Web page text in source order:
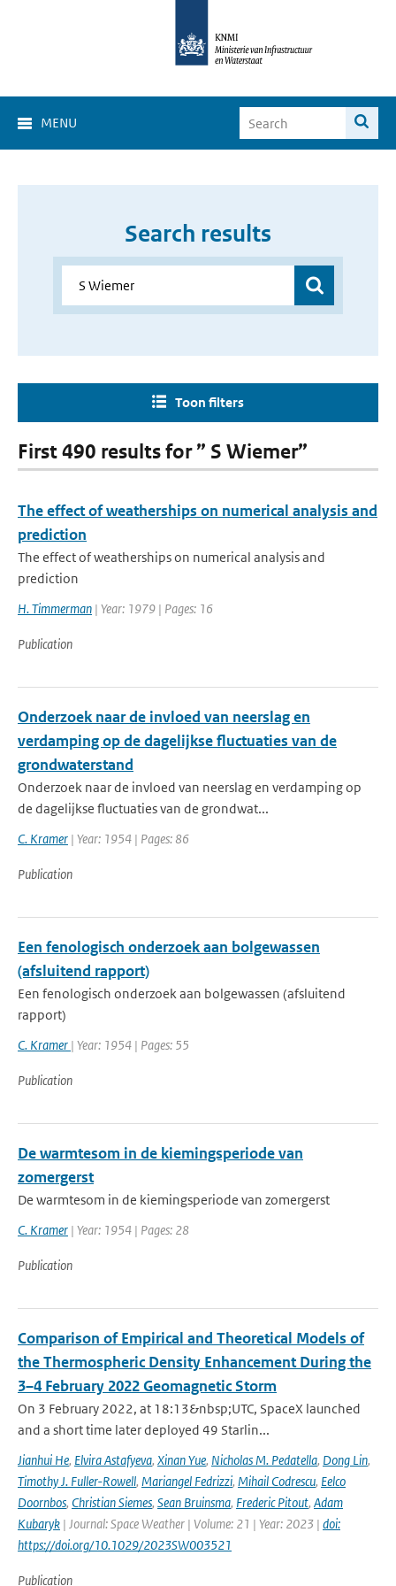
MENU
Search results
Toon filters
First 490 results for ” S Wiemer”
The effect of weatherships on numerical analysis and
prediction
The effect of weatherships on numerical analysis and
prediction
H. Timmerman | Year: 1979 | Pages: 16
Publication
Onderzoek naar de invloed van neerslag en
verdamping op de dagelijkse fluctuaties van de
grondwaterstand
Onderzoek naar de invloed van neerslag en verdamping op
de dagelijkse fluctuaties van de grondwat...
C. Kramer | Year: 1954 | Pages: 86
Publication
Een fenologisch onderzoek aan bolgewassen
(afsluitend rapport)
Een fenologisch onderzoek aan bolgewassen (afsluitend
rapport)
C. Kramer | Year: 1954 | Pages: 55
Publication
De warmtesom in de kiemingsperiode van
zomergerst
De warmtesom in de kiemingsperiode van zomergerst
C. Kramer | Year: 1954 | Pages: 28
Publication
Comparison of Empirical and Theoretical Models of
the Thermospheric Density Enhancement During the
3–4 February 2022 Geomagnetic Storm
On 3 February 2022, at 18:13&nbsp;UTC, SpaceX launched
and a short time later deployed 49 Starlin...
Jianhui He, Elvira Astafyeva, Xinan Yue, Nicholas M. Pedatella, Dong Lin,
Timothy J. Fuller-Rowell, Mariangel Fedrizzi, Mihail Codrescu, Eelco
Doornbos, Christian Siemes, Sean Bruinsma, Frederic Pitout, Adam
Kubaryk | Journal: Space Weather | Volume: 21 | Year: 2023 | doi:
https://doi.org/10.1029/2023SW003521
Publication